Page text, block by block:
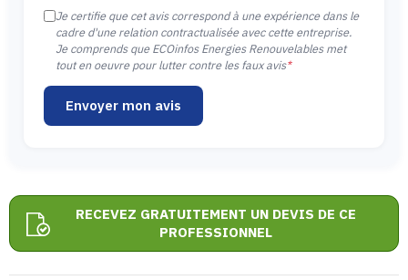
Je certifie que cet avis correspond à une expérience dans le
cadre d'une relation contractualisée avec cette entreprise.
Je comprends que ECOinfos Energies Renouvelables met
tout en oeuvre pour lutter contre les faux avis*
Envoyer mon avis
RECEVEZ GRATUITEMENT UN DEVIS DE CE
PROFESSIONNEL